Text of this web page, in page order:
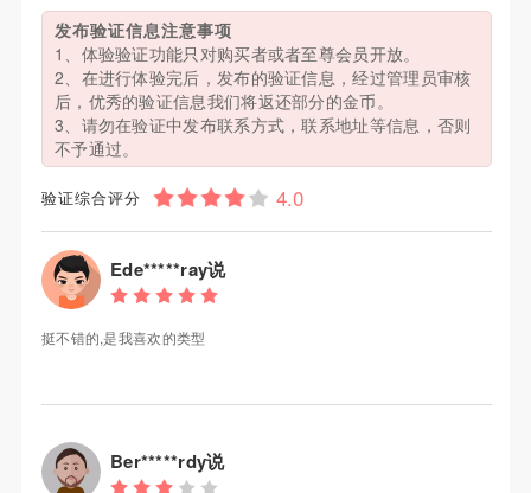
发布验证信息注意事项
1、体验验证功能只对购买者或者至尊会员开放。
2、在进行体验完后，发布的验证信息，经过管理员审核
后，优秀的验证信息我们将返还部分的金币。
3、请勿在验证中发布联系方式，联系地址等信息，否则
不予通过。
验证综合评分
Ede*****ray说
挺不错的,是我喜欢的类型
Ber*****rdy说